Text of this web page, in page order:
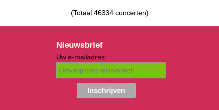
(Totaal 46334 concerten)
Nieuwsbrief
Uw e-mailadres: